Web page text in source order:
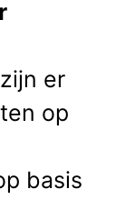
er
op
basis